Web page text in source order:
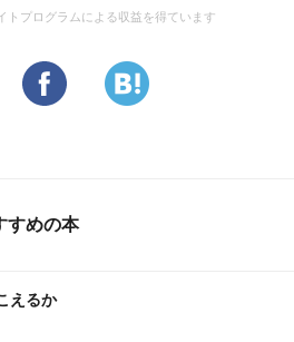
トプログラムによる収益を得ています
すめの本
えるか